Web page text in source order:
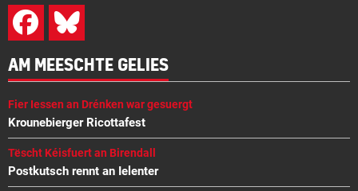
AM MEESCHTE GELIES
Fier Iessen an Drénken war gesuergt
Krounebierger Ricottafest
Tëscht Kéisfuert an Birendall
Postkutsch rennt an Ielenter